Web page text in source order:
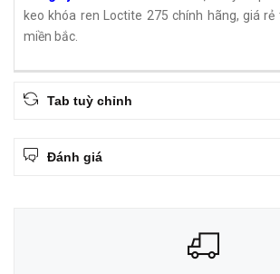
keo khóa ren Loctite 275 chính hãng, giá
miền bắc.
Tab tuỳ chỉnh
Đánh giá